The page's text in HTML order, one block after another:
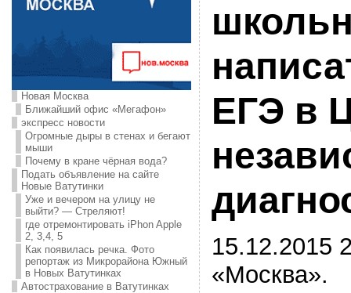
Новая Москва
Ближайший офис «Мегафон»
экспресс новости
Огромные дыры в стенах и бегают
мыши
Почему в кране чёрная вода?
Подать объявление на сайте
Новые Ватутинки
Уже и вечером на улицу не
выйти? — Стреляют!
где отремонтировать iPhon Apple
2, 3,4, 5
Как появилась речка. Фото
репортаж из Микрорайона Южный
в Новых Ватутинках
Автострахование в Ватутинках
ЕГЭ в
15.12.2015
«Москва».